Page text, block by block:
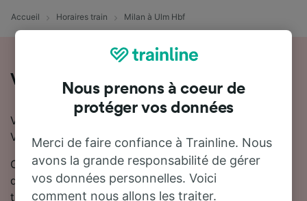
Accueil Horaires train Milan à Ulm Hbf
Voyager en train de Milan à Ulm Hbf
Vous souhaitez voyager de Milan à Ulm Hbf en train ?
Vous êtes au bon endroit !
On estime que le trajet en train entre Milan et Ulm Hbf
dure en moyenne 8 heures 44 minutes. Environ 55
trains trains circulent quotidiennement sur cette ligne.
Nous prenons à coeur de
protéger vos données
Merci de faire confiance à Trainline. Nous
avons la grande responsabilité de gérer
vos données personnelles. Voici
comment nous allons les traiter.